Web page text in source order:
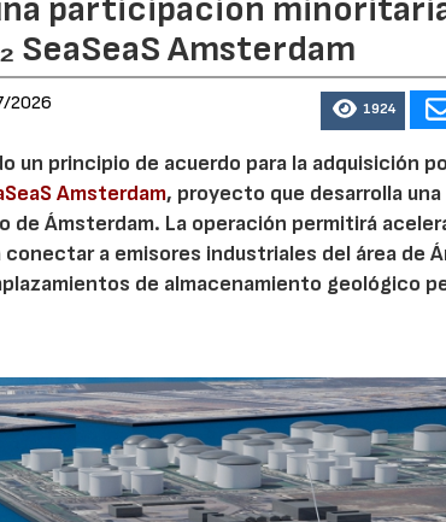
participación
SeaSeaS Amsterdam
2026 1924
un principio de acuerdo para la adquisición
Amsterdam, proyecto que desarrolla
de Ámsterdam. La operación permitirá
a emisores industriales del área de
de almacenamiento geológico